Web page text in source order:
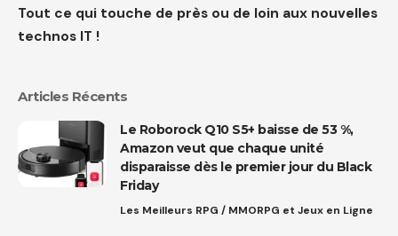
Tout ce qui touche de près ou de loin aux nouvelles
technos IT !
Articles Récents
Le Roborock Q10 S5+ baisse de 53 %,
Amazon veut que chaque unité
disparaisse dès le premier jour du Black
Friday
Les Meilleurs RPG / MMORPG et Jeux en Ligne